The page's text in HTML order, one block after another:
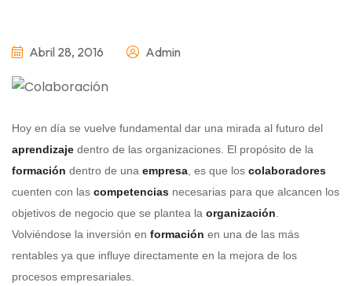
Abril 28, 2016 Admin
Hoy en día se vuelve fundamental dar una mirada al futuro del
aprendizaje dentro de las organizaciones. El propósito de la
formación dentro de una empresa , es que los colaboradores
cuenten con las competencias necesarias para que alcancen los
objetivos de negocio que se plantea la organización
Volviéndose la inversión en formación en una de las más
rentables ya que influye directamente en la mejora de los
procesos empresariales.